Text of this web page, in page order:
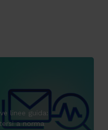
linee guida:
a norma